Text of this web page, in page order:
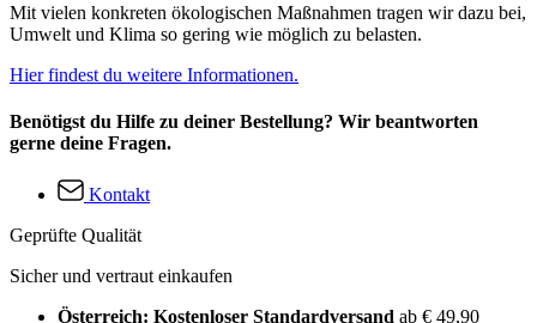
Mit vielen konkreten ökologischen Maßnahmen tragen wir dazu bei,
Umwelt und Klima so gering wie möglich zu belasten.
Hier findest du weitere Informationen.
Benötigst du Hilfe zu deiner Bestellung? Wir beantworten
gerne deine Fragen.
Kontakt
Geprüfte Qualität
Sicher und vertraut einkaufen
Österreich: Kostenloser Standardversand ab € 49,90